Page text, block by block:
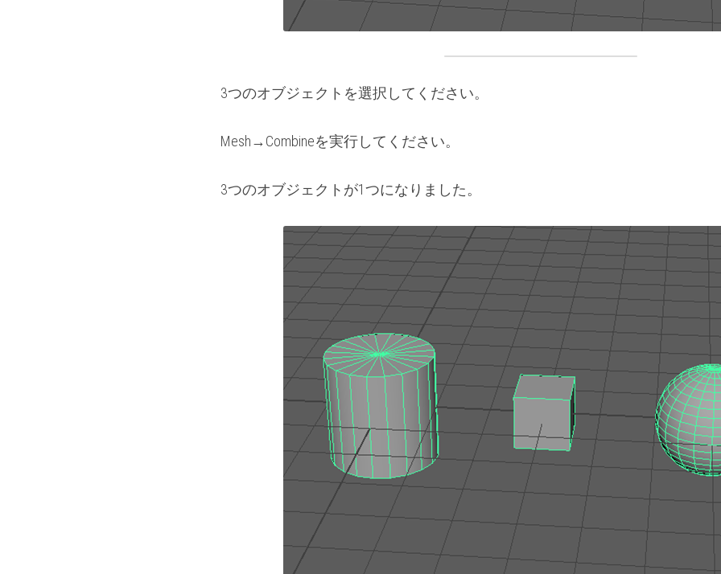
3つのオブジェクトを選択してください。
Mesh→Combineを実行してください。
3つのオブジェクトが1つになりました。